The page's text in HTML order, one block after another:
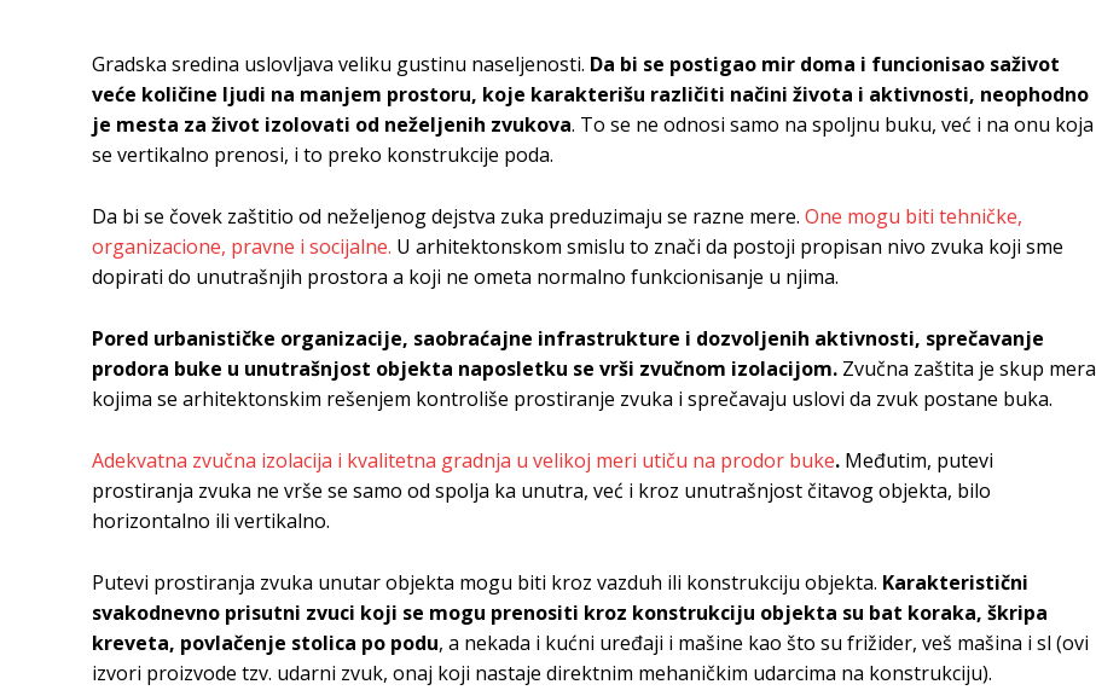
Gradska sredina uslovljava veliku gustinu naseljenosti. Da bi se postigao mir doma i funcionisao saživot
veće količine ljudi na manjem prostoru, koje karakterišu različiti načini života i aktivnosti, neophodno
je mesta za život izolovati od neželjenih zvukova. To se ne odnosi samo na spoljnu buku, već i na onu koja
se vertikalno prenosi, i to preko konstrukcije poda.
Da bi se čovek zaštitio od neželjenog dejstva zuka preduzimaju se razne mere. One mogu biti tehničke,
organizacione, pravne i socijalne. U arhitektonskom smislu to znači da postoji propisan nivo zvuka koji sme
dopirati do unutrašnjih prostora a koji ne ometa normalno funkcionisanje u njima.
Pored urbanističke organizacije, saobraćajne infrastrukture i dozvoljenih aktivnosti, sprečavanje
prodora buke u unutrašnjost objekta naposletku se vrši zvučnom izolacijom. Zvučna zaštita je skup mera
kojima se arhitektonskim rešenjem kontroliše prostiranje zvuka i sprečavaju uslovi da zvuk postane buka.
Adekvatna zvučna izolacija i kvalitetna gradnja u velikoj meri utiču na prodor buke. Međutim, putevi
prostiranja zvuka ne vrše se samo od spolja ka unutra, već i kroz unutrašnjost čitavog objekta, bilo
horizontalno ili vertikalno.
Putevi prostiranja zvuka unutar objekta mogu biti kroz vazduh ili konstrukciju objekta. Karakteristični
svakodnevno prisutni zvuci koji se mogu prenositi kroz konstrukciju objekta su bat koraka, škripa
kreveta, povlačenje stolica po podu, a nekada i kućni uređaji i mašine kao što su frižider, veš mašina i sl (ovi
izvori proizvode tzv. udarni zvuk, onaj koji nastaje direktnim mehaničkim udarcima na konstrukciju).